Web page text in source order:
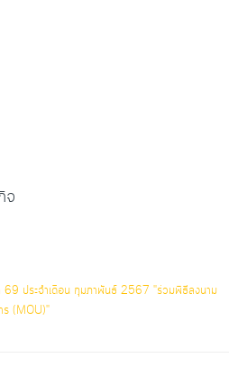
จ
ประจำเดือน กุมภาพันธ์ 2567 "ร่วมพิธีลงนาม
ร (MOU)"